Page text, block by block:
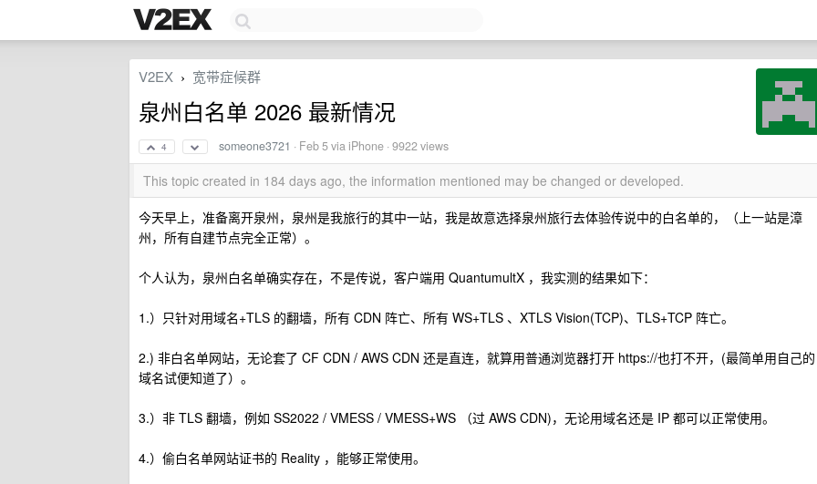
V2EX › 宽带症候群
泉州白名单 2026 最新情况
4 someone3721 · Feb 5via iPhone · 9922 views
This topic created in 184 days ago, the information mentioned may be changed or developed.
今天早上，准备离开泉州，泉州是我旅行的其中一站，我是故意选择泉州旅行去体验传说中的白名单的，（上一站是漳
州，所有自建节点完全正常）。
个人认为，泉州白名单确实存在，不是传说，客户端用 QuantumultX ，我实测的结果如下：
1.）只针对用域名+TLS 的翻墙，所有 CDN 阵亡、所有 WS+TLS 、XTLS Vision(TCP)、TLS+TCP 阵亡。
2.) 非白名单网站，无论套了 CF CDN / AWS CDN 还是直连，就算用普通浏览器打开 https://也打不开，(最简单用自己的
域名试便知道了）。
3.）非 TLS 翻墙，例如 SS2022 / VMESS / VMESS+WS （过 AWS CDN)，无论用域名还是 IP 都可以正常使用。
4.）偷白名单网站证书的 Reality ，能够正常使用。